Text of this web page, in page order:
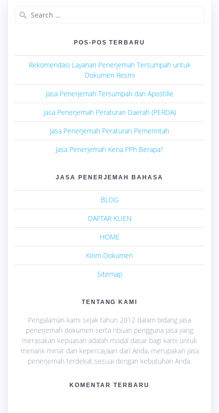
POS-POS TERBARU
Rekomendasi Layanan Penerjemah Tersumpah untuk
Dokumen Resmi
Jasa Penerjemah Tersumpah dan Apostille
Jasa Penerjemah Peraturan Daerah (PERDA)
Jasa Penerjemah Peraturan Pemerintah
Jasa Penerjemah Kena PPh Berapa?
JASA PENERJEMAH BAHASA
BLOG
DAFTAR KLIEN
HOME
Kirim Dokumen
Sitemap
TENTANG KAMI
Pengalaman kami sejak tahun 2012 dalam bidang jasa
penerjemah dokumen serta ribuan pengguna jasa yang
merasakan kepuasan adalah modal dasar bagi kami untuk
menarik minat dan kepercayaan dari Anda, merupakan jasa
penerjemah terdekat sesuai dengan kebutuhan Anda.
KOMENTAR TERBARU